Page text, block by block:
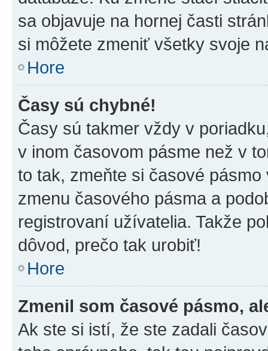
sa objavuje na hornej časti
si môžete zmeniť všetky svoje
Hore
Časy sú chybné!
Časy sú takmer vždy v
v inom časovom pásme než v
to tak, zmeňte si časové
zmenu časového pásma a
registrovaní užívatelia. Takže
dôvod, prečo tak urobiť!
Hore
Zmenil som časové pásmo,
Ak ste si istí, že ste zadali